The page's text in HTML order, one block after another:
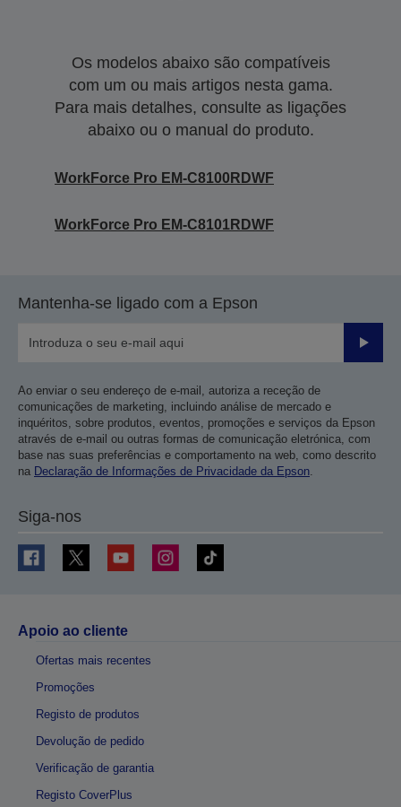
Os modelos abaixo são compatíveis
com um ou mais artigos nesta gama.
Para mais detalhes, consulte as ligações
abaixo ou o manual do produto.
WorkForce Pro EM-C8100RDWF
WorkForce Pro EM-C8101RDWF
Mantenha-se ligado com a Epson
Enviar
Ao enviar o seu endereço de e-mail, autoriza a receção de
comunicações de marketing, incluindo análise de mercado e
inquéritos, sobre produtos, eventos, promoções e serviços da Epson
através de e-mail ou outras formas de comunicação eletrónica, com
base nas suas preferências e comportamento na web, como descrito
na Declaração de Informações de Privacidade da Epson.
Siga-nos
Apoio ao cliente
Ofertas mais recentes
Promoções
Registo de produtos
Devolução de pedido
Verificação de garantia
Registo CoverPlus